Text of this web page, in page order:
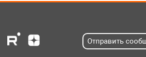
Отправить